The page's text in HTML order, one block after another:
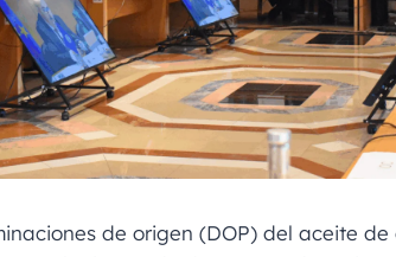
de origen (DOP) del aceite